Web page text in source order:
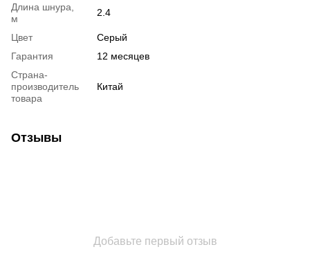
Длина шнура,
м
2.4
Цвет
Серый
Гарантия
12 месяцев
Страна-
производитель
товара
Китай
Отзывы
Добавьте первый отзыв